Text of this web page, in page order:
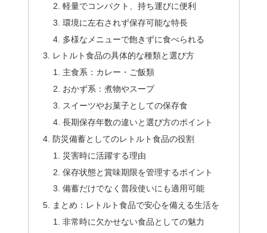
軽量でコンパクト、持ち運びに便利
環境に左右されず保存可能な特長
多様なメニューで飽きずに食べられる
レトルト食品の具体的な種類と選び方
主食系：カレー・ご飯類
おかず系：煮物やスープ
スイーツやお菓子としての保存食
長期保存年数の違いと選び方のポイント
防災備蓄としてのレトルト食品の役割
災害時に活躍する理由
保存状態と賞味期限を管理するポイント
備蓄だけでなく普段使いにも適用可能
まとめ：レトルト食品で安心を備える生活を
非常時に欠かせない食品としての魅力